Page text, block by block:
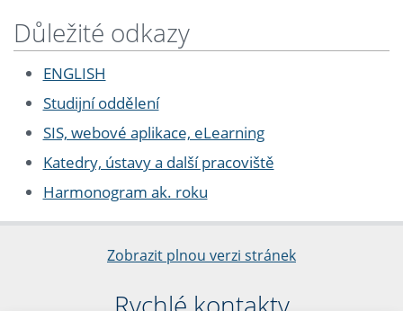
Důležité odkazy
ENGLISH
Studijní oddělení
SIS, webové aplikace, eLearning
Katedry, ústavy a další pracoviště
Harmonogram ak. roku
Zobrazit plnou verzi stránek